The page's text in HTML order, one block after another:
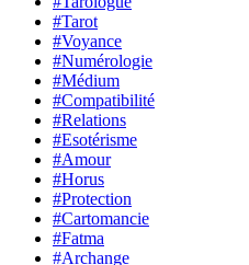
#Tarot
#Voyance
#Numérologie
#Médium
#Compatibilité
#Relations
#Esotérisme
#Amour
#Horus
#Protection
#Cartomancie
#Fatma
#Archange